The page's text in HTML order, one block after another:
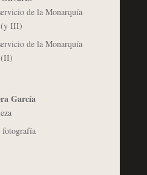
de la Monarquía
(y III)
de la Monarquía
(II)
García
fotografía